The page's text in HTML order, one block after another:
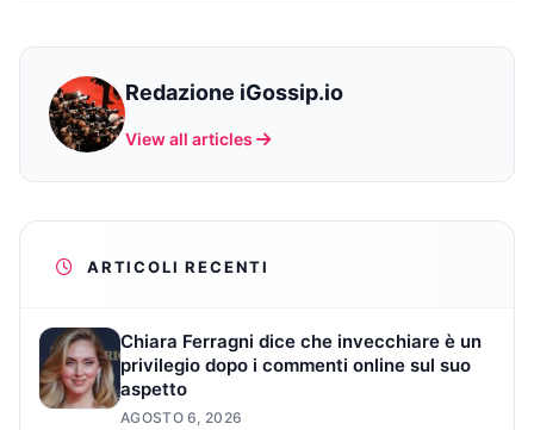
Redazione iGossip.io
View all articles
ARTICOLI RECENTI
Chiara Ferragni dice che invecchiare è un
privilegio dopo i commenti online sul suo
aspetto
AGOSTO 6, 2026